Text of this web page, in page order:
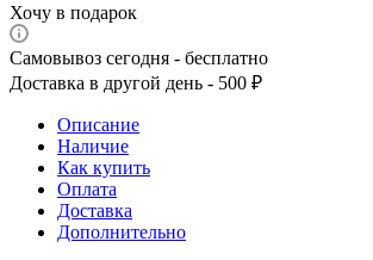
Хочу в подарок
Самовывоз сегодня - бесплатно
Доставка в другой день - 500 ₽
Описание
Наличие
Как купить
Оплата
Доставка
Дополнительно